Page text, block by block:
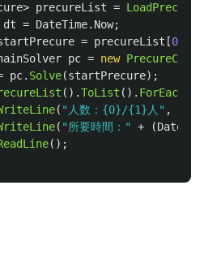
> precureList = LoadPrecure
dt = DateTime. Now;
= precureList [0
pc = new
pc. Solve(startPrecure);
().ToList (). ForEach
( "人数：{0}/{1}人" ,
( "所要時間：" + (
();